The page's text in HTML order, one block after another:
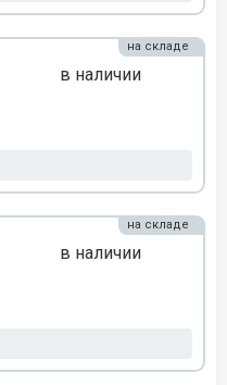
в наличии
на складе
в наличии
на складе